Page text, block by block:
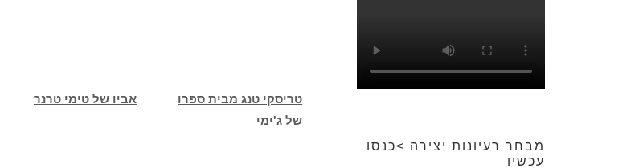
אביו של טימי טרנר
טריסקי טנג מבית ספרו
של ג'ימי
מבחר רעיונות יצירה >כנסו
עכשיו